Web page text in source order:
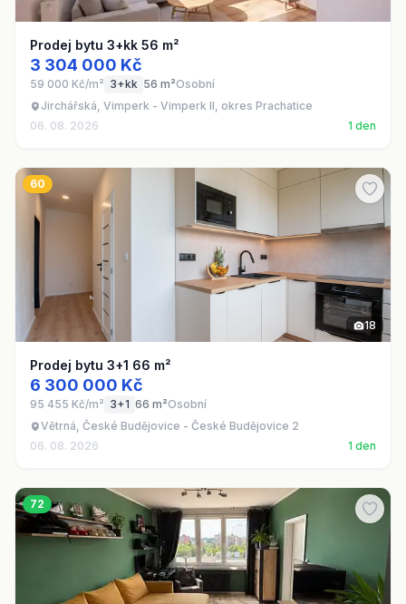
Prodej bytu 3+kk 56 m²
3 304 000 Kč
59 000 Kč/m² 3+kk 56 m²Osobní
Jirchářská, Vimperk - Vimperk II, okres Prachatice
06. 08. 2026
1 den
60
18
Prodej bytu 3+1 66 m²
6 300 000 Kč
95 455 Kč/m² 3+1 66 m²Osobní
Větrná, České Budějovice - České Budějovice 2
06. 08. 2026
1 den
72